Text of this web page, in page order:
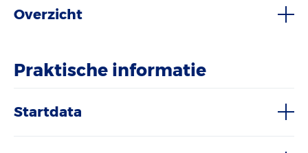
Overzicht
Praktische informatie
Startdata